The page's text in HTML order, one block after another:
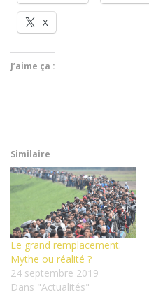
X
J’aime ça :
Similaire
Le grand remplacement.
Mythe ou réalité ?
24 septembre 2019
Dans "Actualités"